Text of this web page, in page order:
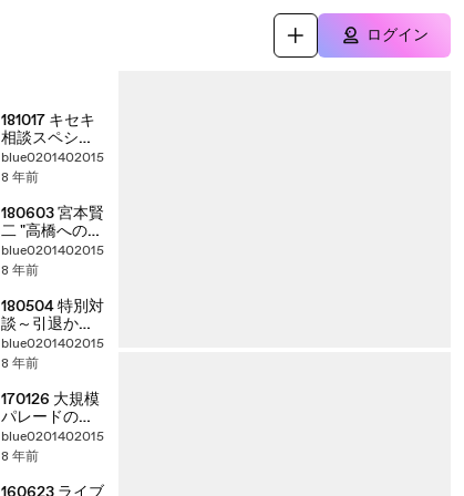
ログイン
181017 キセキ
相談スペシャ
ル 舞
blue0201402015
8 年前
180603 宮本賢
二 "高橋への振
付のイメージ
は？"
blue0201402015
8 年前
180504 特別対
談～引退から1
年～
blue0201402015
8 年前
170126 大規模
パレードの舞
台裏
blue0201402015
8 年前